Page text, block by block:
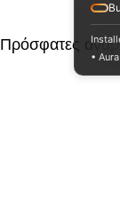
Πρόσφατες
•